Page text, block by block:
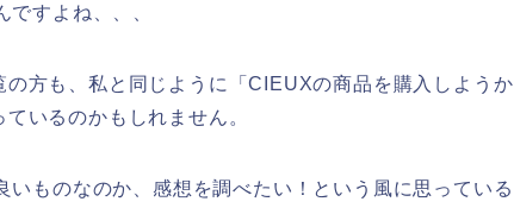
すよね、、、
の方も、私と同じように「CIEUXの商品を購入しようか
いるのかもしれません。
ものなのか、感想を調べたい！という風に思っている